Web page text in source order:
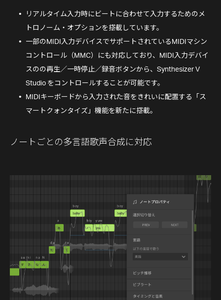
リアルタイム入力時にビートに合わせて入力するためのメ
トロノーム・オプションを搭載しています。
一部のMIDI入力デバイスでサポートされているMIDIマシン
コントロール（MMC）にも対応しており、MIDI入力デバイ
スのの再生／一時停止／録音ボタンから、Synthesizer V
Studio をコントロールすることが可能です。
MIDIキーボードから入力された音をきれいに配置する「ス
マートクォンタイズ」機能を新たに搭載。
ノートごとの多言語歌声合成に対応